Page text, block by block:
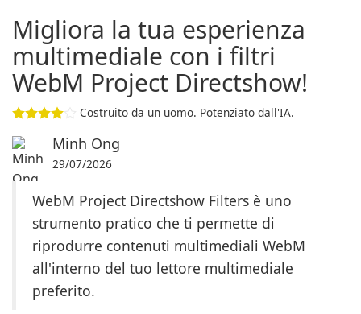
Migliora la tua esperienza
multimediale con i filtri
WebM Project Directshow!
Costruito da un uomo. Potenziato dall'IA.
Minh Ong
29/07/2026
WebM Project Directshow Filters è uno
strumento pratico che ti permette di
riprodurre contenuti multimediali WebM
all'interno del tuo lettore multimediale
preferito.